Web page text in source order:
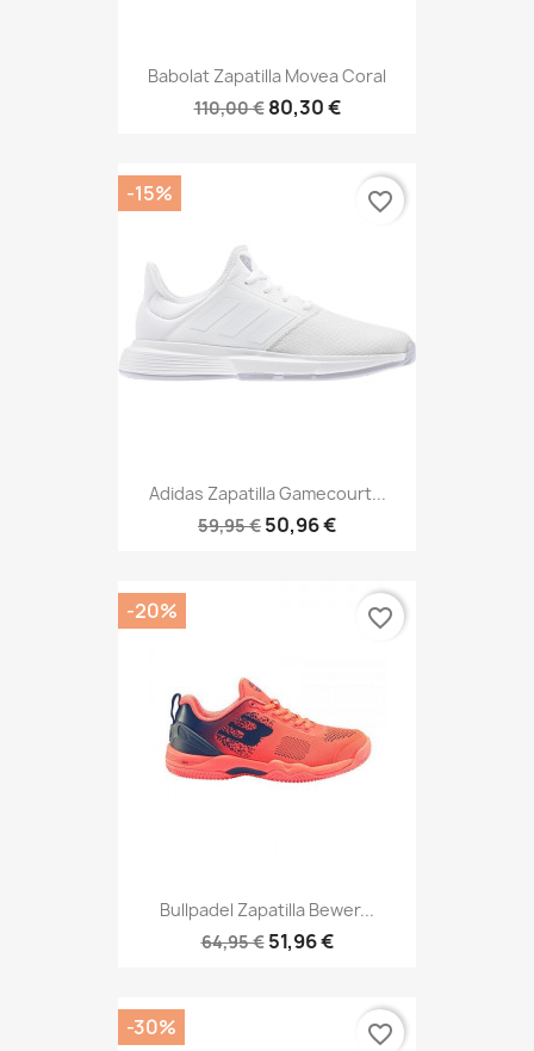
Babolat Zapatilla Movea Coral
110,00 € 80,30 €
Adidas Zapatilla Gamecourt...
59,95 € 50,96 €
-15% favorite_border
Bullpadel Zapatilla Bewer...
64,95 € 51,96 €
-20% favorite_border
-30% favorite_border